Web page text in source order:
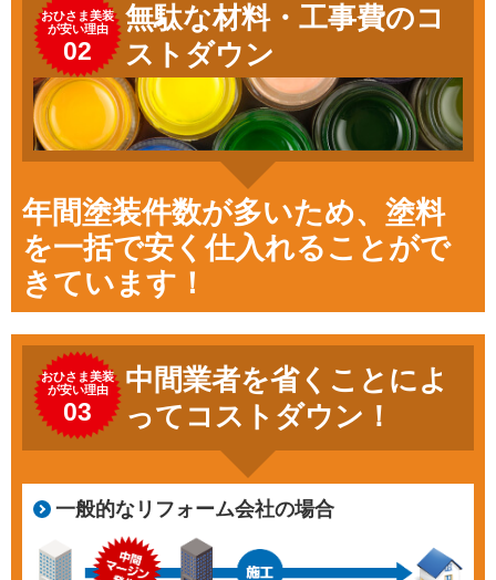
おひさま美装
が安い理由
02
無駄な材料・工事費のコ
ストダウン
年間塗装件数が多いため、塗料
を一括で安く仕入れることがで
きています！
おひさま美装
が安い理由
03
中間業者を省くことによ
ってコストダウン！
一般的なリフォーム会社の場合